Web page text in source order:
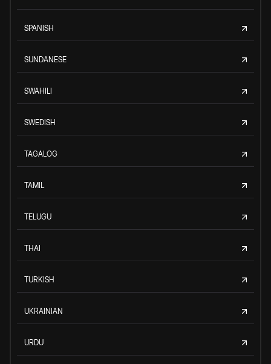
SPANISH
SUNDANESE
SWAHILI
SWEDISH
TAGALOG
TAMIL
TELUGU
THAI
TURKISH
UKRAINIAN
URDU